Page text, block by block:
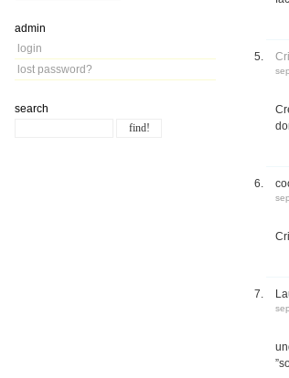
admin
login
lost password?
search